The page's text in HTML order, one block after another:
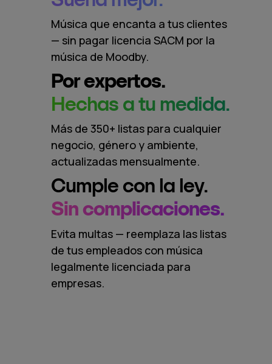
Música que encanta a tus clientes
— sin pagar licencia SACM por la
música de Moodby.
Hechas a tu medida.
Por expertos.
Más de 350+ listas para cualquier
negocio, género y ambiente,
actualizadas mensualmente.
Sin complicaciones.
Cumple con la ley.
Evita multas — reemplaza las listas
de tus empleados con música
legalmente licenciada para
empresas.